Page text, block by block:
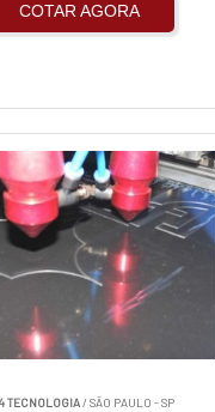
COTAR AGORA
TECNOLOGIA/ SÃO PAULO - SP